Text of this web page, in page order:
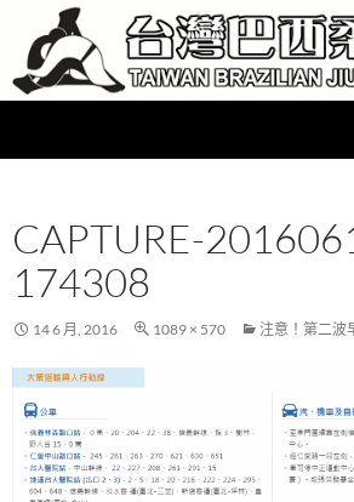
要
容
CAPTURE-
174308
14 6 月, 2016 1089 × 570 注意！第二波